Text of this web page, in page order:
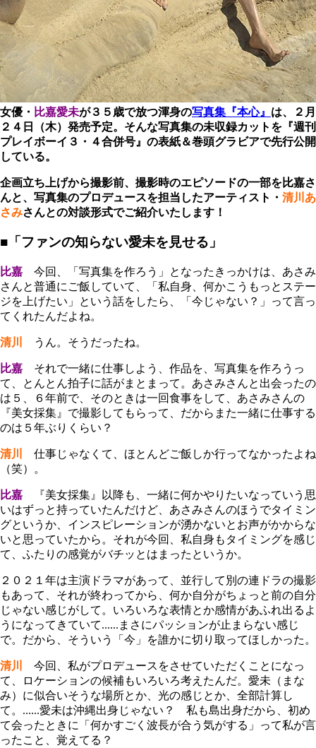
女優・ 比嘉愛未が３５歳で放つ渾身の写真集『本心』 は、２月
２４日（木）発売予定。そんな写真集の未収録カットを『週刊
プレイボーイ３・４合併号』の表紙＆巻頭グラビアで先行公開
している。
企画立ち上げから撮影前、撮影時のエピソードの一部を比嘉さ
んと、写真集のプロデュースを担当したアーティスト・ 清川あ
さみさんとの対談形式でご紹介いたします！
■「ファンの知らない愛未を見せる」
比嘉 今回、「写真集を作ろう」となったきっかけは、あさみ
さんと普通にご飯していて、「私自身、何かこうもっとステー
ジを上げたい」という話をしたら、「今じゃない？」って言っ
てくれたんだよね。
清川 うん。そうだったね。
比嘉 それで一緒に仕事しよう、作品を、写真集を作ろうっ
て、とんとん拍子に話がまとまって。あさみさんと出会ったの
は５、６年前で、そのときは一回食事をして、あさみさんの
『美女採集』で撮影してもらって、だからまた一緒に仕事する
のは５年ぶりくらい？
清川
仕事じゃなくて、ほとんどご飯しか行ってなかったよね
（笑）。
比嘉 『美女採集』以降も、一緒に何かやりたいなっていう思
いはずっと持っていたんだけど、あさみさんのほうでタイミン
グというか、インスピレーションが湧かないとお声がかからな
いと思っていたから。それが今回、私自身もタイミングを感じ
て、ふたりの感覚がバチッとはまったというか。
２０２１年は主演ドラマがあって、並行して別の連ドラの撮影
もあって、それが終わってから、何か自分がちょっと前の自分
じゃない感じがして。いろいろな表情とか感情があふれ出るよ
うになってきていて......まさにパッションが止まらない感じ
で。だから、そういう「今」を誰かに切り取ってほしかった。
清川
今回、私がプロデュースをさせていただくことになっ
て、ロケーションの候補もいろいろ考えたんだ。愛未（まな
み）に似合いそうな場所とか、光の感じとか、全部計算し
て。......愛未は沖縄出身じゃない？ 私も島出身だから、初め
て会ったときに「何かすごく波長が合う気がする」って私が言
ったこと、覚えてる？